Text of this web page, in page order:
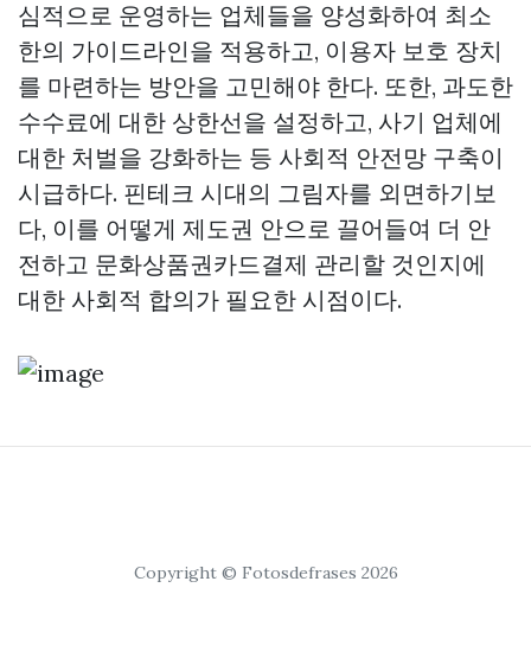
심적으로 운영하는 업체들을 양성화하여 최소
한의 가이드라인을 적용하고, 이용자 보호 장치
를 마련하는 방안을 고민해야 한다. 또한, 과도한
수수료에 대한 상한선을 설정하고, 사기 업체에
대한 처벌을 강화하는 등 사회적 안전망 구축이
시급하다. 핀테크 시대의 그림자를 외면하기보
다, 이를 어떻게 제도권 안으로 끌어들여 더 안
전하고 문화상품권카드결제 관리할 것인지에
대한 사회적 합의가 필요한 시점이다.
Copyright © Fotosdefrases 2026